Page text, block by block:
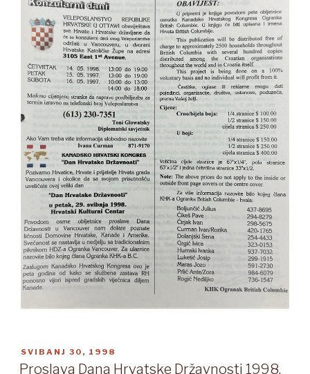
OBJAVLJENO
SVIBANJ 30, 1998
Proslava Dana Hrvatske Državnosti 1998.